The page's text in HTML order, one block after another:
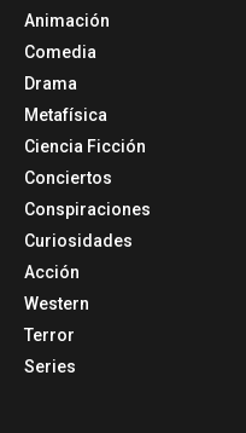
Animación
Comedia
Drama
Metafísica
Ciencia Ficción
Conciertos
Conspiraciones
Curiosidades
Acción
Western
Terror
Series